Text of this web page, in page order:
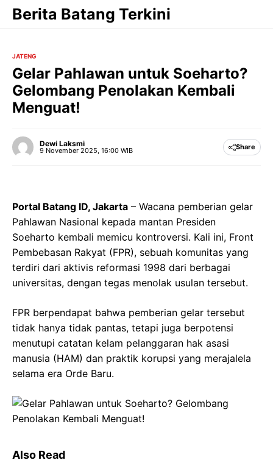
Langsung
Berita Batang Terkini
JATENG
Gelar Pahlawan untuk Soeharto?
Gelombang Penolakan Kembali
Menguat!
Dewi Laksmi
9 November 2025, 16:00 WIB Share
Portal Batang ID, Jakarta – Wacana pemberian gelar
Pahlawan Nasional kepada mantan Presiden
Soeharto kembali memicu kontroversi. Kali ini, Front
Pembebasan Rakyat (FPR), sebuah komunitas yang
terdiri dari aktivis reformasi 1998 dari berbagai
universitas, dengan tegas menolak usulan tersebut.
FPR berpendapat bahwa pemberian gelar tersebut
tidak hanya tidak pantas, tetapi juga berpotensi
menutupi catatan kelam pelanggaran hak asasi
manusia (HAM) dan praktik korupsi yang merajalela
selama era Orde Baru.
Also Read